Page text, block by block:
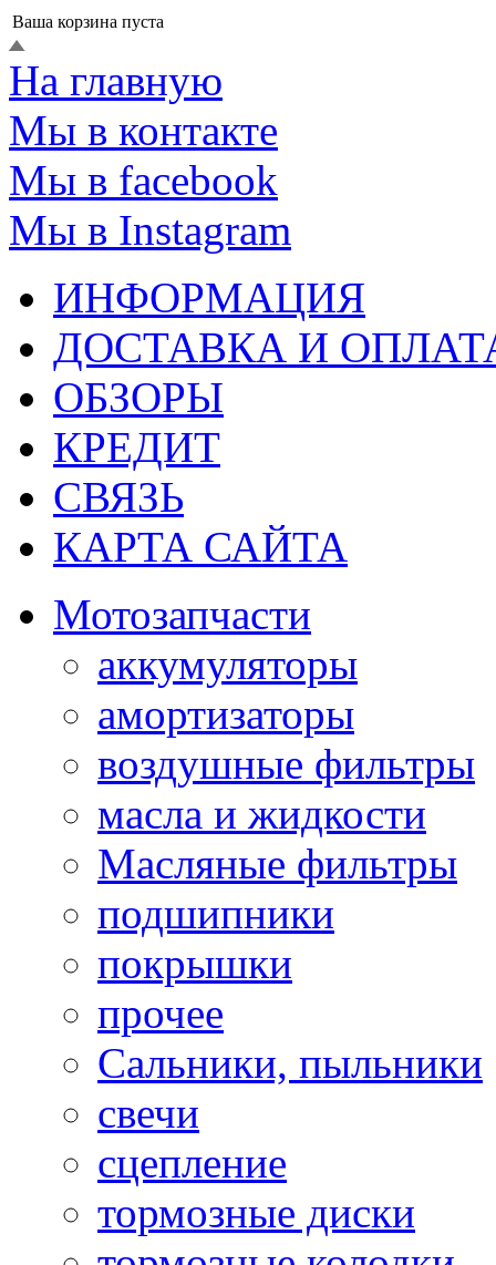
Ваша корзина пуста
На главную
Мы в контакте
Мы в facebook
Мы в Instagram
ИНФОРМАЦИЯ
ДОСТАВКА И
ОБЗОРЫ
КРЕДИТ
СВЯЗЬ
КАРТА САЙТА
Мотозапчасти
аккумуляторы
амортизаторы
воздушные фильтры
масла и жидкости
Масляные фильтры
подшипники
покрышки
прочее
Сальники, пыльники
свечи
сцепление
тормозные диски